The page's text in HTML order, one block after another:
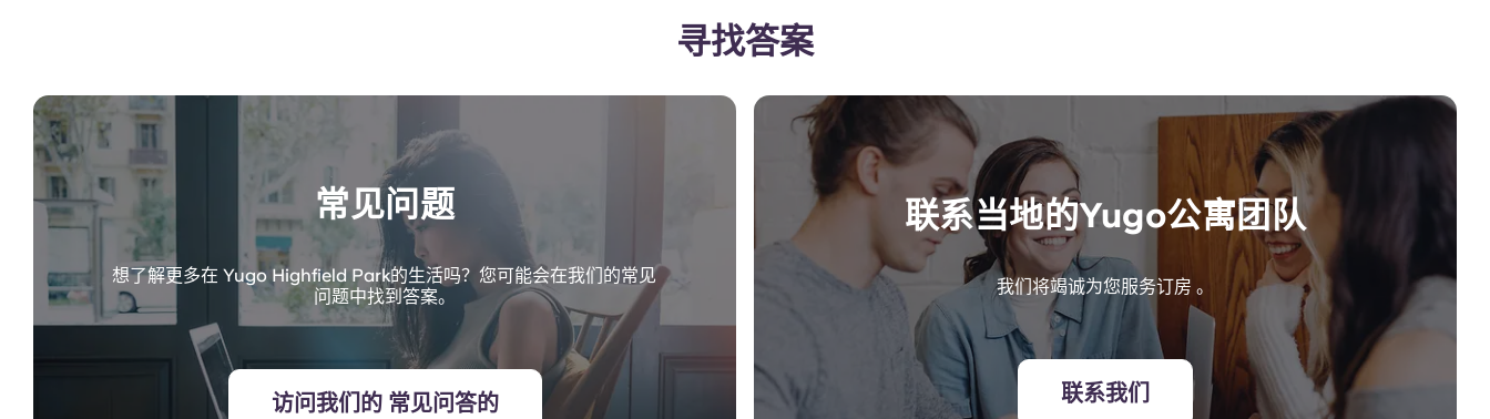
寻找答案
常见问题
想了解更多在 Yugo Highfield Park的生活吗？您可能会在我们的常见
问题中找到答案。
访问我们的 常见问答的
联系当地的Yugo公寓团队
我们将竭诚为您服务订房 。
联系我们